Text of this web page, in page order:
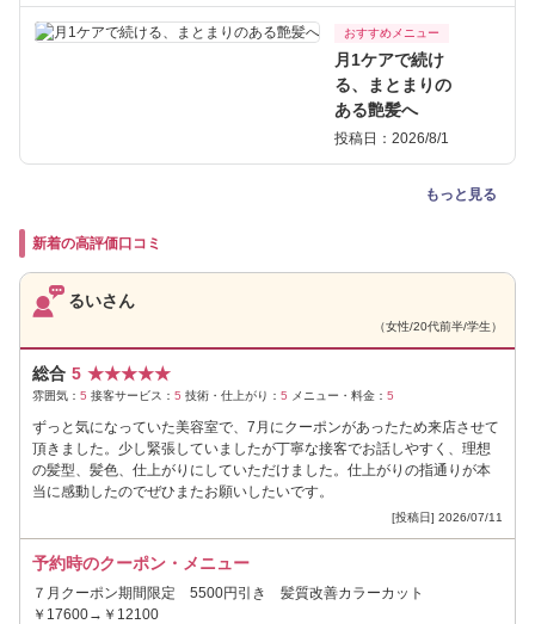
おすすめメニュー
月1ケアで続け
る、まとまりの
ある艶髪へ
投稿日：2026/8/1
もっと見る
新着の高評価口コミ
るいさん
（女性/20代前半/学生）
総合 5 ★★★★★
雰囲気： 5 接客サービス： 5 技術・仕上がり： 5 メニュー・料金： 5
ずっと気になっていた美容室で、7月にクーポンがあったため来店させて
頂きました。少し緊張していましたが丁寧な接客でお話しやすく、理想
の髪型、髪色、仕上がりにしていただけました。仕上がりの指通りが本
当に感動したのでぜひまたお願いしたいです。
[投稿日] 2026/07/11
予約時のクーポン・メニュー
７月クーポン期間限定 5500円引き 髪質改善カラーカット
￥17600→￥12100